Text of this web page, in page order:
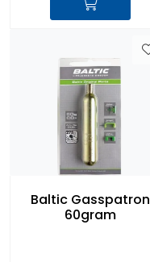
Baltic Gasspatron
60gram